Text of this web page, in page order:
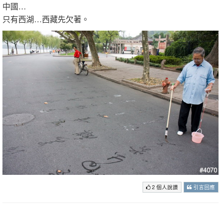
中國…
只有西湖…西藏先欠著。
2 個人說讚 引言回應